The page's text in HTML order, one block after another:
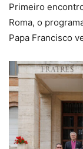
Primeiro
Roma, o
Papa Francisco